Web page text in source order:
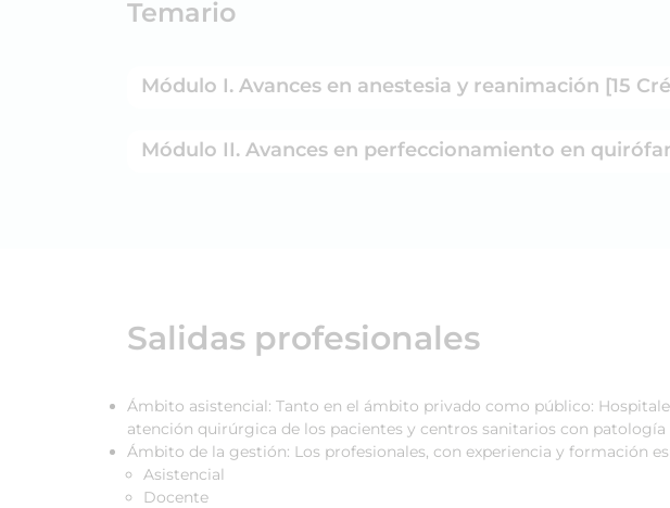
Temario
Módulo I. Avances en anestesia y reanimación [15
Módulo II. Avances en perfeccionamiento en
Salidas profesionales
Ámbito asistencial: Tanto en el ámbito privado como público:
atención quirúrgica de los pacientes y centros sanitarios con
Ámbito de la gestión: Los profesionales, con experiencia y formación
Asistencial
Docente